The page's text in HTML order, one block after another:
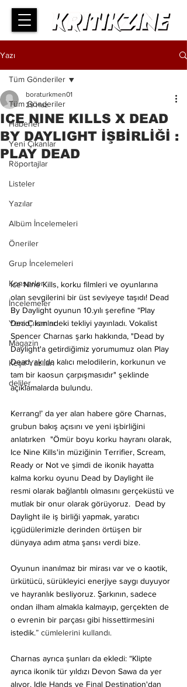
Yazı
Tüm Gönderiler
Haberler
Yeni Çıkanlar
Röportajlar
Listeler
Yazılar
Albüm İncelemeleri
Öneriler
Grup İncelemeleri
Konserler
İncelemeler
Yeni Çıkanlar
Magazin
Keşif Yazıları
deliler
Tüm Gönderiler
ICE NINE KILLS X DEAD
BY DAYLIGHT İŞBİRLİĞİ :
PLAY DEAD
boraturkmen01
29 Haz
Ice Nine Kills, korku filmleri ve oyunlarına
olan sevgilerini bir üst seviyeye taşıdı! Dead
By Daylight oyunun 10.yılı şerefine “Play
Dead” ismindeki tekliyi yayınladı. Vokalist
Spencer Charnas şarkı hakkında, "Dead by
Daylight'a getirdiğimiz yorumumuz olan Play
Dead, akılda kalıcı melodilerin, korkunun ve
tam bir kaosun çarpışmasıdır" şeklinde
açıklamalarda bulundu.
Kerrang!’ da yer alan habere göre Charnas,
grubun bakış açısını ve yeni işbirliğini
anlatırken  "Ömür boyu korku hayranı olarak,
Ice Nine Kills'in müziğinin Terrifier, Scream,
Ready or Not ve şimdi de ikonik hayatta
kalma korku oyunu Dead by Daylight ile
resmi olarak bağlantılı olmasını gerçeküstü ve
mutlak bir onur olarak görüyoruz.
Dead by
Daylight ile iş birliği yapmak, yaratıcı
içgüdülerimizle derinden örtüşen bir
dünyaya adım atma şansı verdi bize.
Oyunun inanılmaz bir mirası var ve o kaotik,
ürkütücü, sürükleyici enerjiye saygı duyuyor
ve hayranlık besliyoruz. Şarkının, sadece
ondan ilham almakla kalmayıp, gerçekten de
o evrenin bir parçası gibi hissettirmesini
istedik.” cümlelerini kullandı.
Charnas ayrıca şunları da ekledi: “Klipte
ayrıca ikonik tür yıldızı Devon Sawa da yer
alıyor. Idle Hands ve Final Destination'dan